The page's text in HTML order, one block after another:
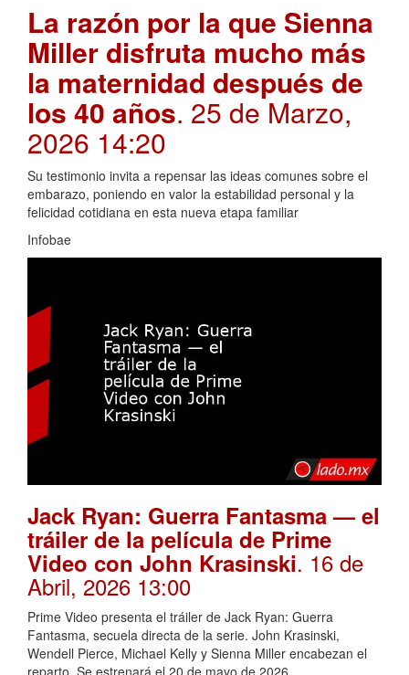
La razón por la que Sienna
Miller disfruta mucho más
la maternidad después de
los 40 años. 25 de Marzo,
2026 14:20
Su testimonio invita a repensar las ideas comunes sobre el
embarazo, poniendo en valor la estabilidad personal y la
felicidad cotidiana en esta nueva etapa familiar
Infobae
Jack Ryan: Guerra Fantasma — el
tráiler de la película de Prime
Video con John Krasinski. 16 de
Abril, 2026 13:00
Prime Video presenta el tráiler de Jack Ryan: Guerra
Fantasma, secuela directa de la serie. John Krasinski,
Wendell Pierce, Michael Kelly y Sienna Miller encabezan el